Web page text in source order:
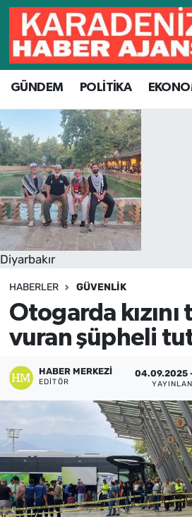
GÜNDEM POLİTİKA
Diyarbakır
HABERLER GÜVENLIK
Otogarda
vuran şüpheli
HABER MERKEZI
EDITÖR
04.09.2025
Hava Durumu
Trafik Durumu
Süper Lig Puan Durumu
Tüm Manşetler
Son Dakika Haberleri
Haber Arşivi